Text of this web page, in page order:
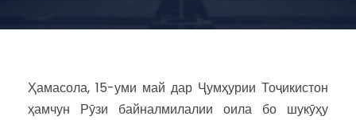
Ҳамасола, 15-уми май дар Ҷумҳурии Тоҷикистон
ҳамчун Рӯзи байналмилалии оила бо шукӯҳу